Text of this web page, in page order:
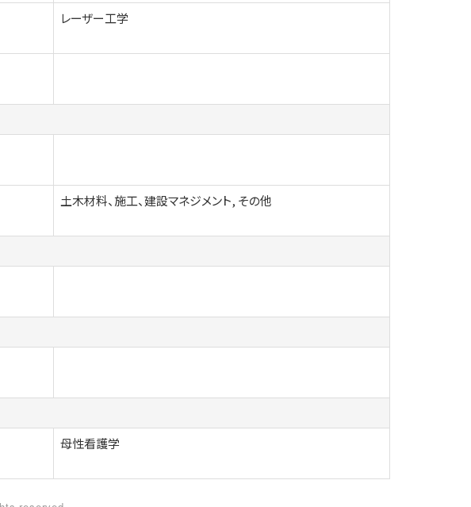
レーザー工学
土木材料、施工、建設マネジメント, その他
母性看護学